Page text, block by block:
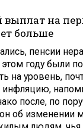
на
больше
пенсии
году были
на уровень,
после, по
об изменении